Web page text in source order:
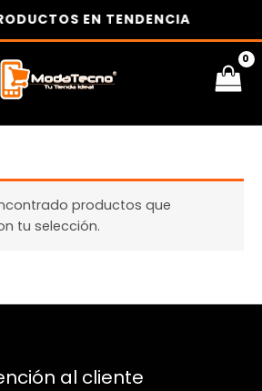
EN TENDENCIA
productos que
tu selección.
al cliente